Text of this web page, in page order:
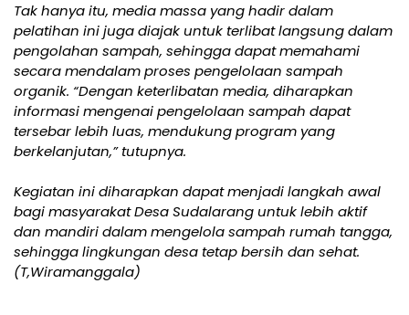
Tak hanya itu, media massa yang hadir dalam
pelatihan ini juga diajak untuk terlibat langsung dalam
pengolahan sampah, sehingga dapat memahami
secara mendalam proses pengelolaan sampah
organik. “Dengan keterlibatan media, diharapkan
informasi mengenai pengelolaan sampah dapat
tersebar lebih luas, mendukung program yang
berkelanjutan,” tutupnya.
Kegiatan ini diharapkan dapat menjadi langkah awal
bagi masyarakat Desa Sudalarang untuk lebih aktif
dan mandiri dalam mengelola sampah rumah tangga,
sehingga lingkungan desa tetap bersih dan sehat.
(T,Wiramanggala)